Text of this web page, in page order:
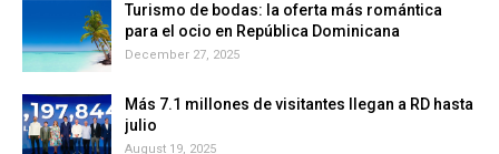
Turismo de bodas: la oferta más romántica
para el ocio en República Dominicana
December 27, 2025
Más 7.1 millones de visitantes llegan a RD hasta
julio
August 19, 2025